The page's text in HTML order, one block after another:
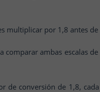
multiplicar por 1,8 antes
comparar ambas escalas
de conversión de 1,8,